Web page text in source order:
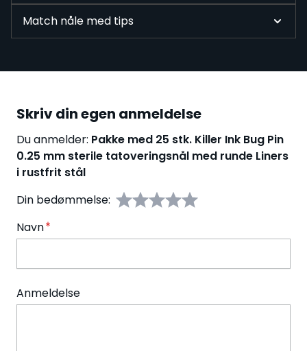
Match nåle med tips
Skriv din egen anmeldelse
Du anmelder: Pakke med 25 stk. Killer Ink Bug Pin
0.25 mm sterile tatoveringsnål med runde Liners
i rustfrit stål
Din bedømmelse:
Navn
Anmeldelse